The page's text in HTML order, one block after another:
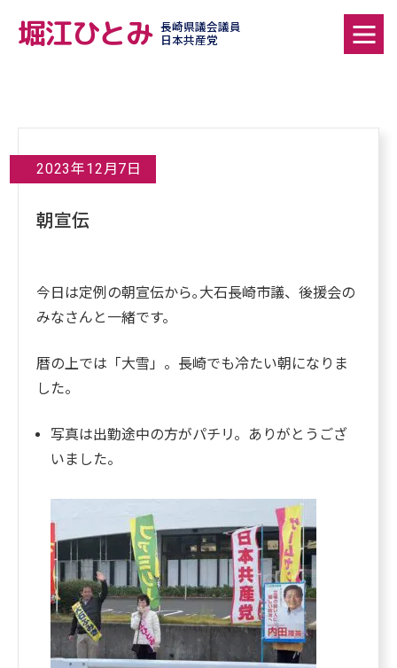
堀江ひとみ
長崎県議会議員
日本共産党
2023年12月7日
朝宣伝
今日は定例の朝宣伝から｡大石長崎市議、後援会の
みなさんと一緒です。
暦の上では「大雪」。長崎でも冷たい朝になりま
した。
写真は出勤途中の方がパチリ。ありがとうござ
いました。